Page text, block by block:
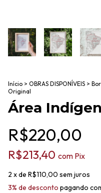
Início > OBRAS DISPONÍVEIS >
Original
Área
R$220,00
R$213,40 com Pix
2 x de R$110,00 sem juros
3% de desconto pagando